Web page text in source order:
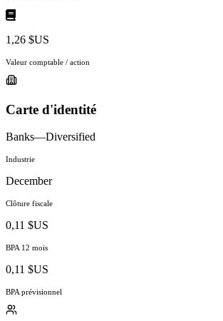
1,26 $US
Valeur comptable / action
Carte d'identité
Banks—Diversified
Industrie
December
Clôture fiscale
0,11 $US
BPA 12 mois
0,11 $US
BPA prévisionnel